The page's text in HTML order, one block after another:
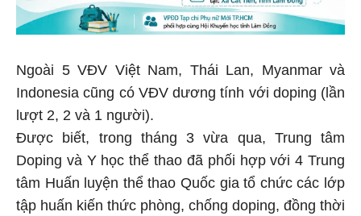
Ngoài 5 VĐV Việt Nam, Thái Lan, Myanmar và
Indonesia cũng có VĐV dương tính với doping (lần
lượt 2, 2 và 1 người).
Được biết, trong tháng 3 vừa qua, Trung tâm
Doping và Y học thể thao đã phối hợp với 4 Trung
tâm Huấn luyện thể thao Quốc gia tổ chức các lớp
tập huấn kiến thức phòng, chống doping, đồng thời